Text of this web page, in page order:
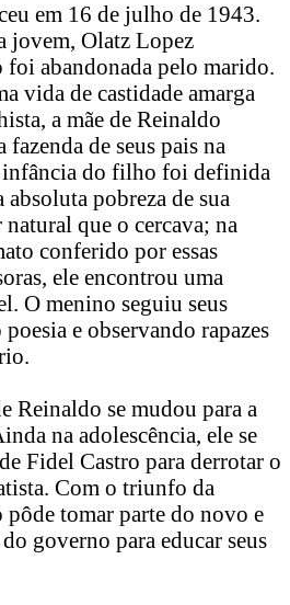
em 16 de julho de 1943.
jovem, Olatz Lopez
foi abandonada pelo marido.
vida de castidade amarga
a mãe de Reinaldo
de seus pais na
do filho foi definida
pobreza de sua
que o cercava; na
conferido por essas
ele encontrou uma
O menino seguiu seus
e observando rapazes
Reinaldo se mudou para a
na adolescência, ele se
Fidel Castro para derrotar o
Com o triunfo da
tomar parte do novo e
governo para educar seus